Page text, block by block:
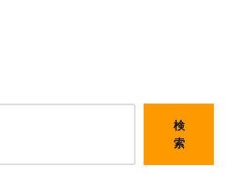
検
索